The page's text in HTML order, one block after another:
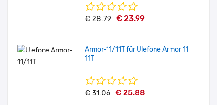
€ 28.79 € 23.99
Armor-11/11T für Ulefone Armor 11
11T
€ 31.06 € 25.88